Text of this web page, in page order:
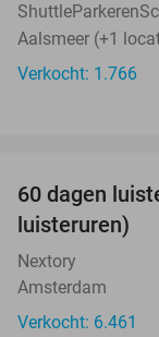
Aalsmeer (+1
Verkocht: 1.766
60 dagen
luisteruren)
Nextory
Amsterdam
Verkocht: 6.461